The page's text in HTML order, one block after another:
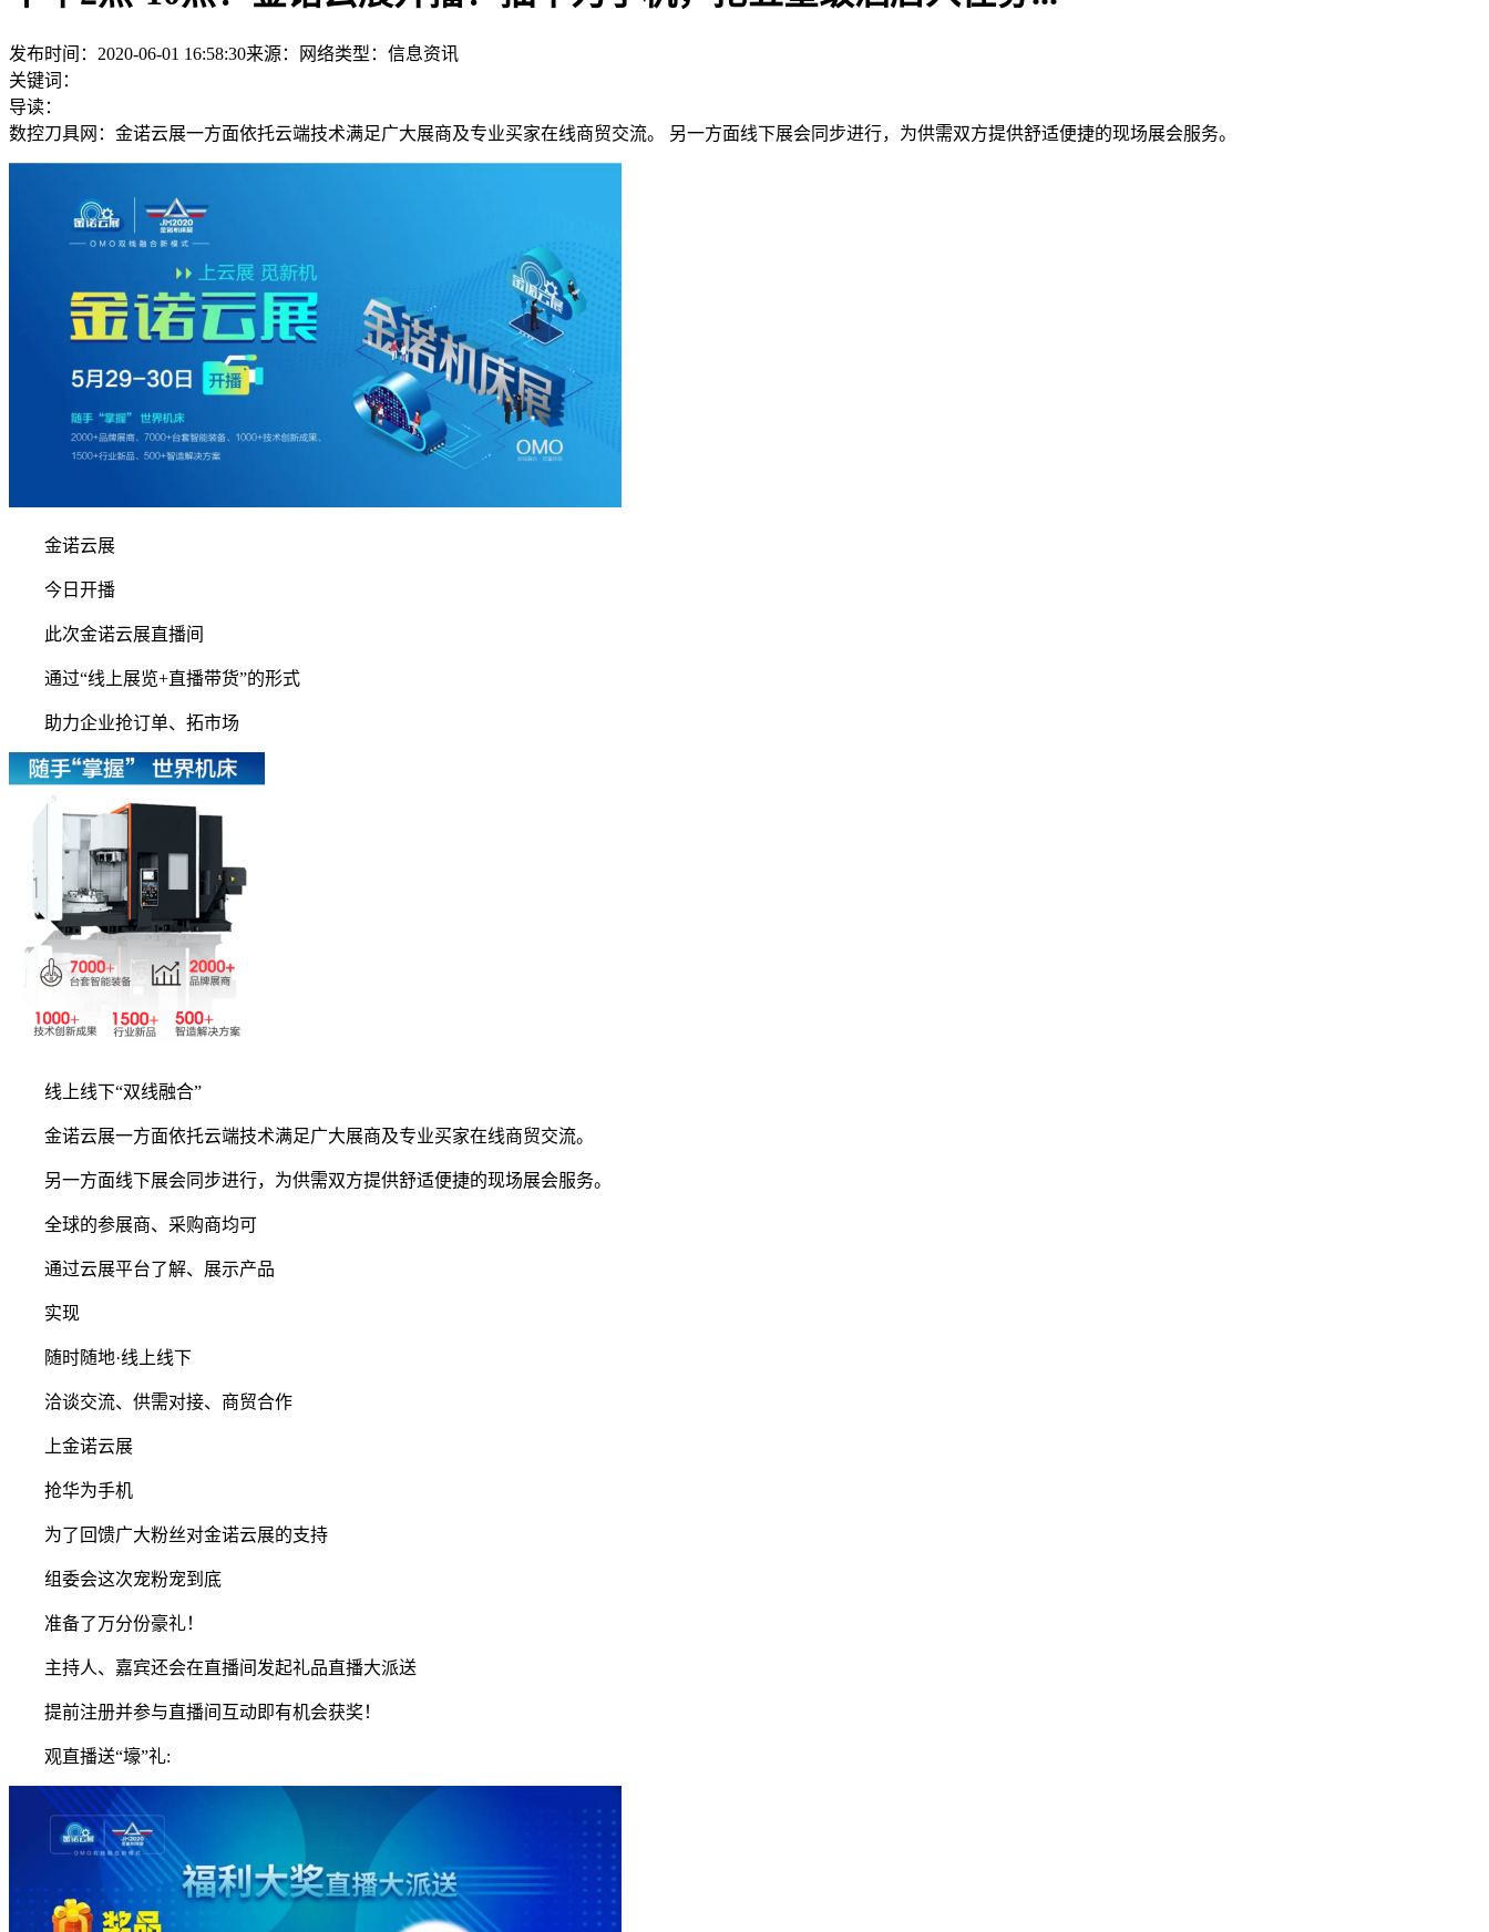
发布时间：2020-06-01 16:58:30来源：网络类型： 信息资讯
关键词：
导读：
数控刀具网：金诺云展一方面依托云端技术满足广大展商及专业买家在线商贸交流。 另一方面线下展会同步进行，为供需双方提供舒适便捷的现场展会服务。
金诺云展
今日开播
此次金诺云展直播间
通过“线上展览+直播带货”的形式
助力企业抢订单、拓市场
线上线下“双线融合”
金诺云展一方面依托云端技术满足广大展商及专业买家在线商贸交流。
另一方面线下展会同步进行，为供需双方提供舒适便捷的现场展会服务。
全球的参展商、采购商均可
通过云展平台了解、展示产品
实现
随时随地·线上线下
洽谈交流、供需对接、商贸合作
上金诺云展
抢华为手机
为了回馈广大粉丝对金诺云展的支持
组委会这次宠粉宠到底
准备了万分份豪礼！
主持人、嘉宾还会在直播间发起礼品直播大派送
提前注册并参与直播间互动即有机会获奖！
观直播送“壕”礼: